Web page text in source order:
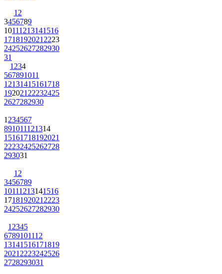
1 2
3456789
10111213141516
1718192021 2223
24252627282930
31
1 234
567891011
12131415161718
192021 22232425
2627282930
1 234567
891011121314
15161718192021
22232425262728
293031
1 2
3456789
10111213141516
1718192021 2223
24252627282930
1 2345
6789101112
13141516171819
2021 2223242526
2728293031